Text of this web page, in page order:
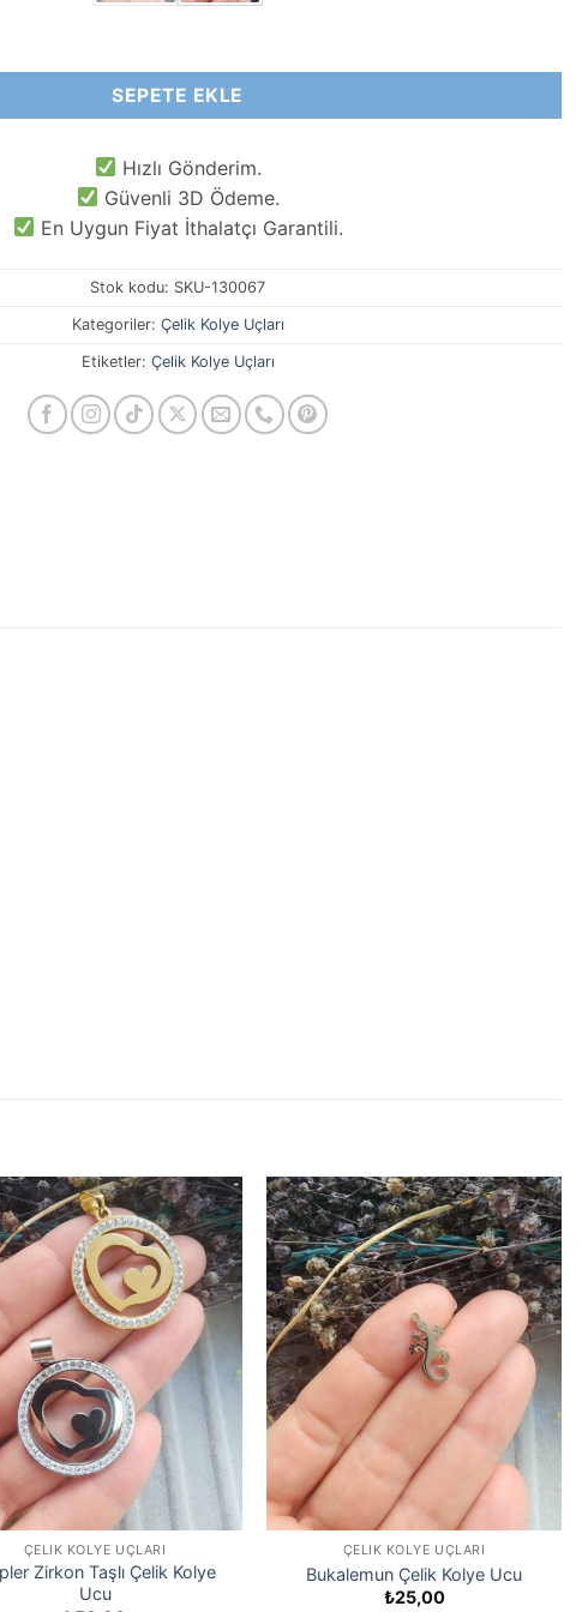
adet
SEPETE EKLE
Hızlı Gönderim.
Güvenli 3D Ödeme.
En Uygun Fiyat İthalatçı Garantili.
Stok kodu: SKU-130067
Kategoriler: Çelik Kolye Uçları
Etiketler: Çelik Kolye Uçları
ÇELIK KOLYE UÇLARI
Zirkon Taşlı Çelik Kolye
Ucu
ÇELIK KOLYE UÇLARI
Bukalemun Çelik Kolye Ucu
₺25,00